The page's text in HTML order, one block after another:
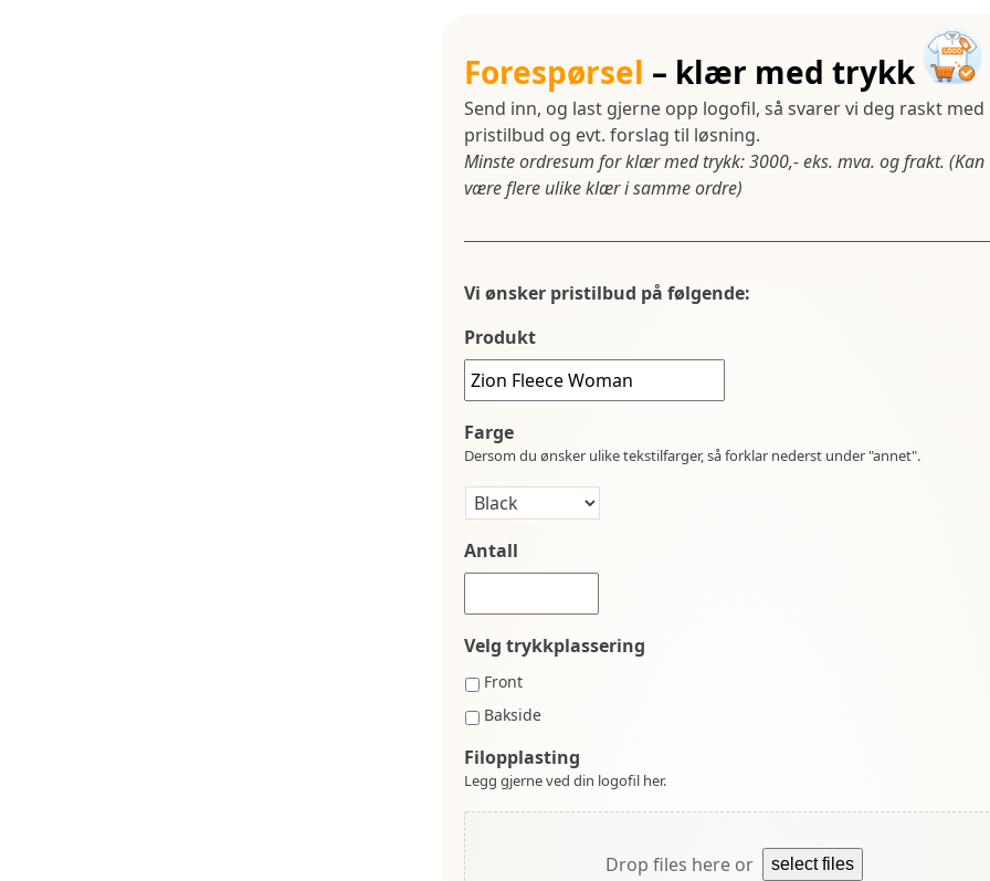
Forespørsel – klær med trykk
Send inn, og last gjerne opp logofil, så svarer vi deg raskt med
pristilbud og evt. forslag til løsning.
Minste ordresum for klær med trykk: 3000,- eks. mva. og frakt. (Kan
være flere ulike klær i samme ordre)
Vi ønsker pristilbud på følgende:
Produkt
Farge
Dersom du ønsker ulike tekstilfarger, så forklar nederst under "annet".
Antall
Velg trykkplassering
Front
Bakside
Filopplasting
Legg gjerne ved din logofil her.
Drop files here or select files